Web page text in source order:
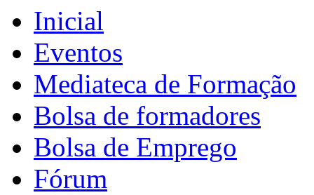
Inicial
Eventos
Mediateca de Formação
Bolsa de formadores
Bolsa de Emprego
Fórum